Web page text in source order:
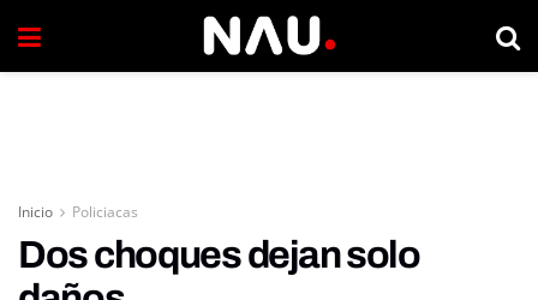
Inicio Policiacas
Dos choques dejan solo